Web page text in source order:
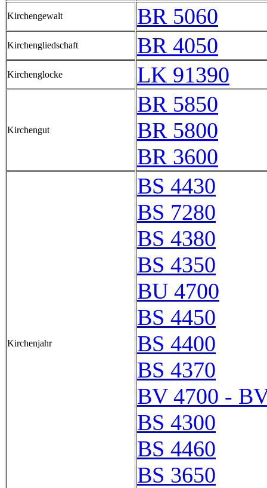
Kirchengewalt BR 5060
Kirchengliedschaft BR 4050
Kirchenglocke LK 91390
Kirchengut
BR 5850
BR 5800
BR 3600
Kirchenjahr
BS 4430
BS 7280
BS 4380
BS 4350
BU 4700
BS 4450
BS 4400
BS 4370
BV 4700 -
BS 4300
BS 4460
BS 3650